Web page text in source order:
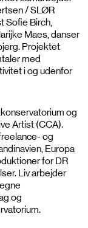
/ SLØR
Sofie Birch,
Maes, danser
Projektet
med
i og udenfor
og
Artist (CCA).
og
Europa
for DR
Liv arbejder
og